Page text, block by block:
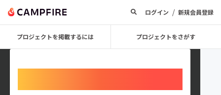
ログイン / 新規会員登録
プロジェクトを掲載するには プロジェクトをさがす